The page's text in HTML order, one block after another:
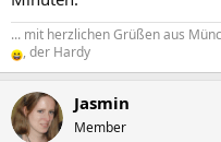
... mit herzlichen Grüßen aus
, der Hardy
Jasmin
Member